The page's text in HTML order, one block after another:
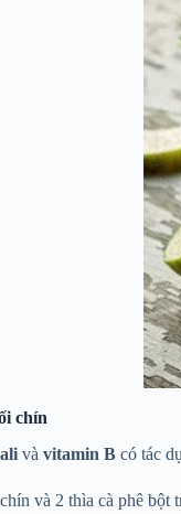
chín
và vitamin B có tác
và 2 thìa cà phê bột